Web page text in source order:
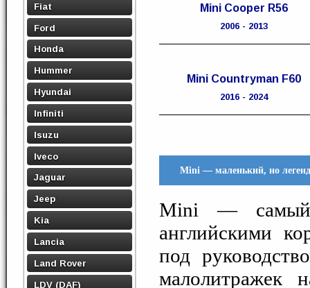
Fiat
Ford
Honda
Hummer
Hyundai
Infiniti
Isuzu
Iveco
Jaguar
Jeep
Kia
Lancia
Land Rover
LDV (DAF)
Mini Сooper R56
2006 - 2013
Mini Countryman F60
2016 - 2024
Mini — маленький, но
Mini — самый
английскими
под
малолитражек